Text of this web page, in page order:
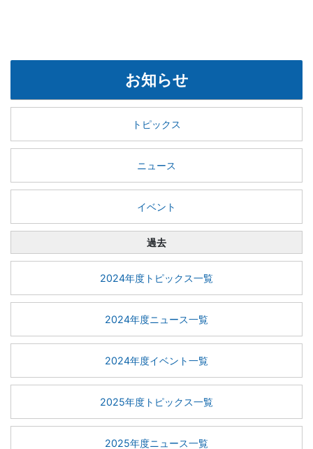
お知らせ
トピックス
ニュース
イベント
過去
2024年度トピックス一覧
2024年度ニュース一覧
2024年度イベント一覧
2025年度トピックス一覧
2025年度ニュース一覧